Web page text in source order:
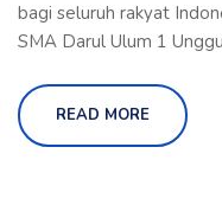
bagi seluruh rakyat
SMA Darul Ulum 1
READ MORE